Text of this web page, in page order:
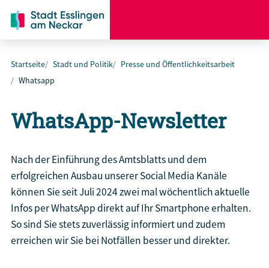
Startseite Stadt und Politik
Presse und Öffentlichkeitsarbeit
Whatsapp
WhatsApp-Newsletter
Nach der Einführung des Amtsblatts und dem
erfolgreichen Ausbau unserer Social Media Kanäle
können Sie seit Juli 2024 zwei mal wöchentlich aktuelle
Infos per WhatsApp direkt auf Ihr Smartphone erhalten.
So sind Sie stets zuverlässig informiert und zudem
erreichen wir Sie bei Notfällen besser und direkter.